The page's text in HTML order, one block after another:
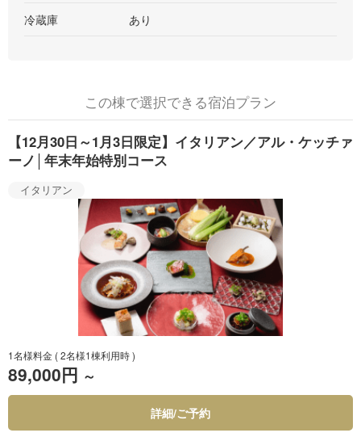
冷蔵庫 あり
この棟で選択できる宿泊プラン
【12月30日～1月3日限定】イタリアン／アル・ケッチァ
ーノ│年末年始特別コース
イタリアン
1名様料金 ( 2名様1棟利用時 )
89,000円 ～
詳細/ご予約